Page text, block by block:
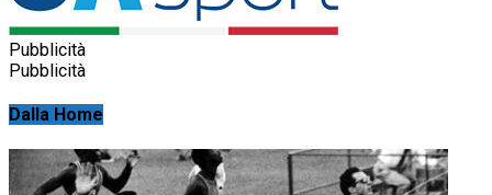
Pubblicità
Pubblicità
Dalla Home